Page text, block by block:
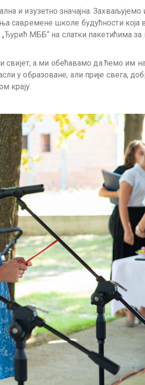
и изузетно значајна. Захваљујемо
савремене школе будућности која
МББ“ на слатки пакетићима
свијет, а ми обећавамо да ћемо им
у образоване, али прије свега,
крају.